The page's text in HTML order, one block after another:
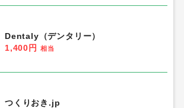
Dentaly（デンタリー）
1,400円
相当
つくりおき.jp